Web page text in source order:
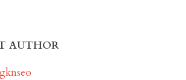
AUTHOR
gknseo